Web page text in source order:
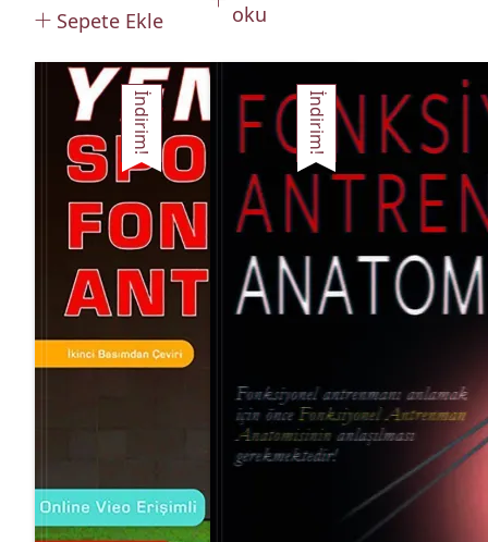
Sepete Ekle
oku
İndirim! İndirim!